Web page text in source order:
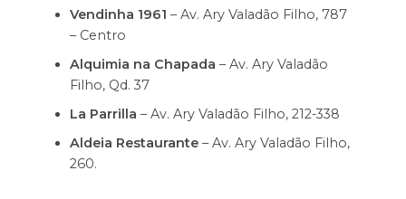
Vendinha 1961 – Av. Ary Valadão Filho, 787
– Centro
Alquimia na Chapada – Av. Ary Valadão
Filho, Qd. 37
La Parrilla – Av. Ary Valadão Filho, 212-338
Aldeia Restaurante– Av. Ary Valadão Filho,
260.